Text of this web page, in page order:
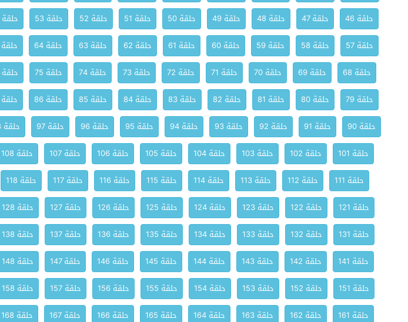
حلقة 46
حلقة 47 حلقة 48 حلقة 49 حلقة 50 حلقة 51 حلقة 52 حلقة 53 حلقة 54
حلقة 57
حلقة 58 حلقة 59 حلقة 60 حلقة 61 حلقة 62 حلقة 63 حلقة 64 حلقة 65
حلقة 68
حلقة 69 حلقة 70 حلقة 71 حلقة 72 حلقة 73 حلقة 74 حلقة 75 حلقة 76
حلقة 79
حلقة 80 حلقة 81 حلقة 82 حلقة 83 حلقة 84 حلقة 85 حلقة 86 حلقة 87
حلقة 90
حلقة 91 حلقة 92 حلقة 93 حلقة 94 حلقة 95 حلقة 96 حلقة 97 حلقة 98
حلقة 101
حلقة 102 حلقة 103 حلقة 104 حلقة 105 حلقة 106 حلقة 107 حلقة 108
حلقة 111
حلقة 112 حلقة 113 حلقة 114 حلقة 115 حلقة 116 حلقة 117 حلقة 118
حلقة 121
حلقة 122 حلقة 123 حلقة 124 حلقة 125 حلقة 126 حلقة 127 حلقة 128
حلقة 131
حلقة 132 حلقة 133 حلقة 134 حلقة 135 حلقة 136 حلقة 137 حلقة 138
حلقة 141
حلقة 142 حلقة 143 حلقة 144 حلقة 145 حلقة 146 حلقة 147 حلقة 148
حلقة 151
حلقة 152 حلقة 153 حلقة 154 حلقة 155 حلقة 156 حلقة 157 حلقة 158
حلقة 161
حلقة 162 حلقة 163 حلقة 164 حلقة 165 حلقة 166 حلقة 167 حلقة 168